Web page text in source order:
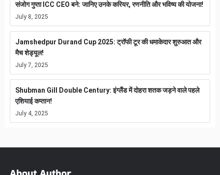
संजोग गुप्ता ICC CEO बने: जानिए उनके करियर, रणनीति और भविष्य की योजना!
July 8, 2025
Jamshedpur Durand Cup 2025: ट्रॉफी टूर की धमाकेदार शुरुआत और
मैच शेड्यूल!
July 7, 2025
Shubman Gill Double Century: इंग्लैंड में दोहरा शतक जड़ने वाले पहले
एशियाई कप्तान!
July 4, 2025